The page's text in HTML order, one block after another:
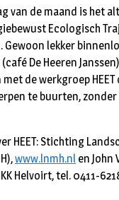
van de maand is het
Ecologisch
Gewoon lekker
(café De Heeren
de werkgroep
te buurten, zonder
HEET: Stichting
www.lnmh.nl en John
Helvoirt, tel. 0411-